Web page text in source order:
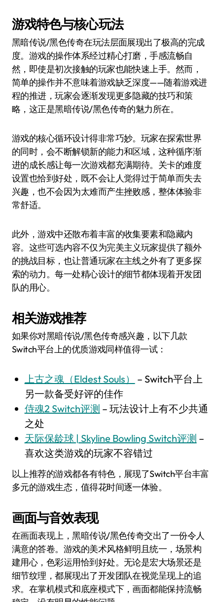
游戏特色与核心玩法
黑暗传说/黑色传奇在玩法层面展现出了极高的完成
度。游戏的操作体系经过精心打磨，手感流畅自
然，即使是初次接触的玩家也能快速上手。然而，
简单的操作并不意味着游戏缺乏深度——随着游戏进
程的推进，玩家会逐渐发现更多隐藏的技巧和策
略，这正是黑暗传说/黑色传奇的魅力所在。
游戏的核心循环设计得非常巧妙。玩家在探索世界
的同时，会不断解锁新的能力和区域，这种循序渐
进的成长感让每一次游戏都充满期待。关卡的难度
设置也恰到好处，既不会让人觉得过于简单而失去
兴趣，也不会因为太难而产生挫败感，整体体验非
常舒适。
此外，游戏中还散布着丰富的收集要素和隐藏内
容。这些可选内容不仅为完美主义玩家提供了额外
的挑战目标，也让普通玩家在主线之外有了更多探
索的动力。每一处精心设计的细节都体现着开发团
队的用心。
相关游戏推荐
如果你对黑暗传说/黑色传奇感兴趣，以下几款
Switch平台上的优质游戏同样值得一试：
上古之魂（Eldest Souls）
– Switch平台上
另一款备受好评的佳作
侍魂2 Switch评测 – 玩法设计上有不少共通
之处
天际保龄球 | Skyline Bowling Switch评测 –
喜欢这类游戏的玩家不容错过
以上推荐的游戏都各有特色，展现了Switch平台丰富
多元的游戏生态，值得花时间逐一体验。
画面与音效表现
在画面表现上，黑暗传说/黑色传奇交出了一份令人
满意的答卷。游戏的美术风格鲜明且统一，场景构
建用心，色彩运用恰到好处。无论是宏大场景还是
细节纹理，都展现出了开发团队在视觉呈现上的追
求。在掌机模式和底座模式下，画面都能保持流畅